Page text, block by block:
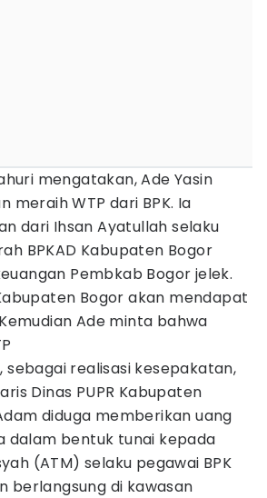
mengatakan, Ade Yasin
meraih WTP dari BPK. Ia
dari Ihsan Ayatullah selaku
BPKAD Kabupaten Bogor
Pembkab Bogor jelek.
Bogor akan mendapat
Ade minta bahwa
sebagai realisasi kesepakatan,
Dinas PUPR Kabupaten
diduga memberikan uang
dalam bentuk tunai kepada
(ATM) selaku pegawai BPK
berlangsung di kawasan